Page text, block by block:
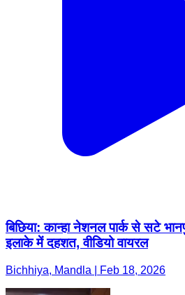
बिछिया: कान्हा नेशनल पार्क से सटे
इलाके में दहशत, वीडियो वायरल
Bichhiya, Mandla | Feb 18, 2026